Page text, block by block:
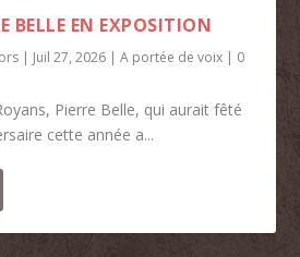
BELLE EN EXPOSITION
| Juil 27, 2026 |A portée de voix | 0
Pierre Belle, qui aurait fêté
cette année a...